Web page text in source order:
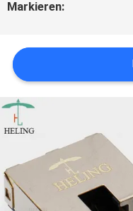
ZITAT
SITEMAP
PRIVACY
POLICY
Markieren: